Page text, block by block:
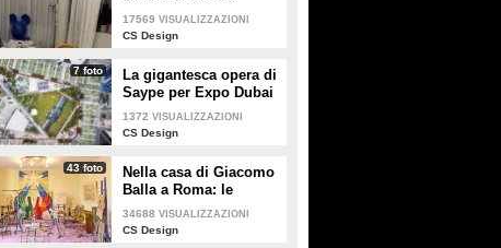
Ferragni e Fedez
17569 VISUALIZZAZIONI
CS Design
7 foto
La gigantesca opera di
Saype per Expo Dubai
2020 è un messaggio
di solidarietà per tutti i
1372 VISUALIZZAZIONI
CS Design
43 foto
Nella casa di Giacomo
Balla a Roma: le
camere più belle
34688 VISUALIZZAZIONI
CS Design